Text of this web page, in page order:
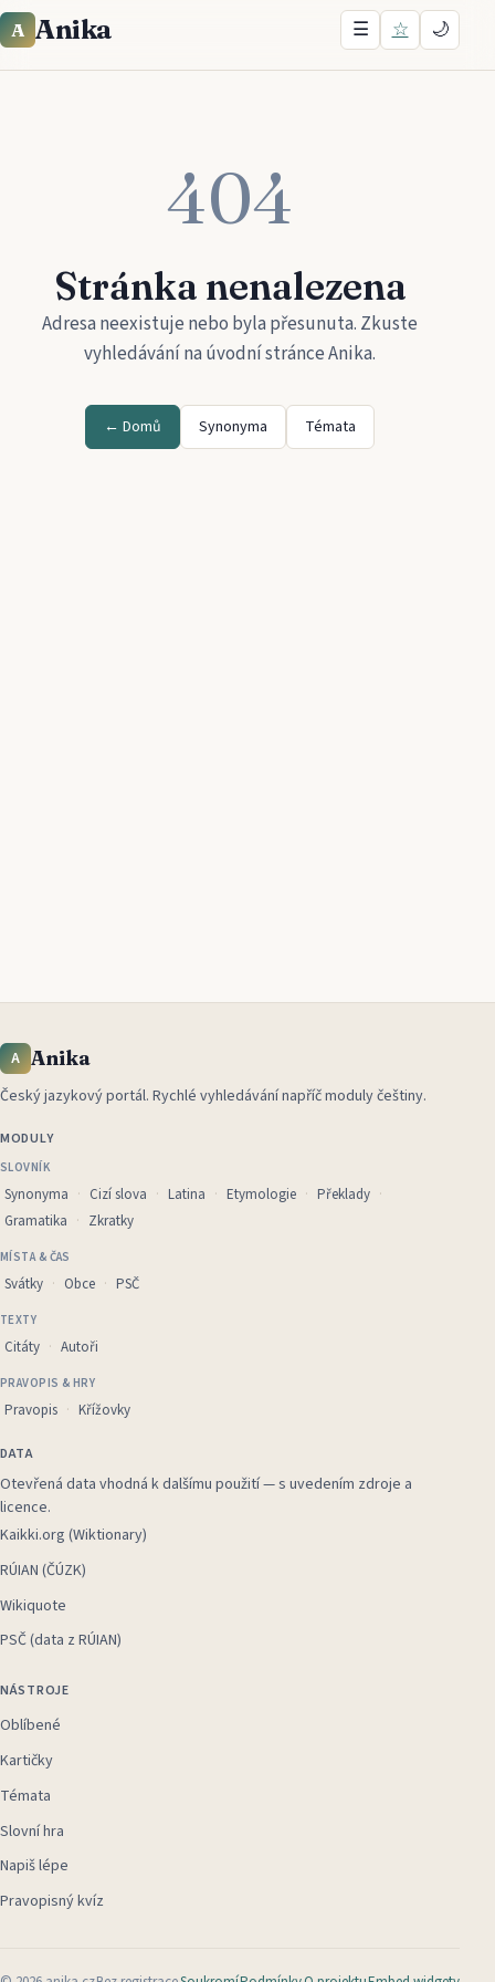
A Anika ☰ ☆ 🌙
404
Stránka nenalezena
Adresa neexistuje nebo byla přesunuta. Zkuste
vyhledávání na úvodní stránceAnika.
← Domů Synonyma Témata
A Anika
Český jazykový portál. Rychlé vyhledávání napříč moduly češtiny.
MODULY
SLOVNÍK
Synonyma Cizí slova Latina Etymologie
Překlady
Gramatika
Zkratky
MÍSTA & ČAS
Svátky Obce PSČ
TEXTY
Citáty Autoři
PRAVOPIS & HRY
Pravopis Křížovky
DATA
Otevřená data vhodná k dalšímu použití — s uvedením zdroje a
licence.
Kaikki.org (Wiktionary)
RÚIAN (ČÚZK)
Wikiquote
PSČ (data z RÚIAN)
NÁSTROJE
Oblíbené
Kartičky
Témata
Slovní hra
Napiš lépe
Pravopisný kvíz